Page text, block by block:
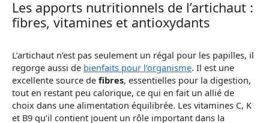
Les apports nutritionnels de l’artichaut :
fibres, vitamines et antioxydants
L’artichaut n’est pas seulement un régal pour les papilles, il
regorge aussi de bienfaits pour l’organisme. Il est une
excellente source de fibres, essentielles pour la digestion,
tout en restant peu calorique, ce qui en fait un allié de
choix dans une alimentation équilibrée. Les vitamines C, K
et B9 qu’il contient jouent un rôle important dans la